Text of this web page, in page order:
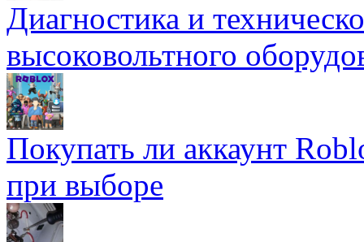
Диагностика и
высоковольтного
Покупать ли аккаунт
при выборе